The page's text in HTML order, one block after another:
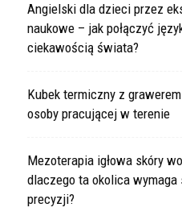
Angielski dla dzieci przez
naukowe – jak połączyć
ciekawością świata?
Kubek termiczny z
osoby pracującej w terenie
Mezoterapia igłowa skóry
dlaczego ta okolica
precyzji?